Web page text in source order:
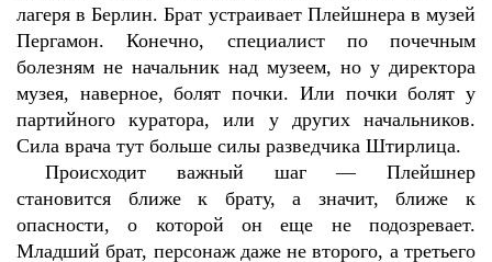
лагеря в Берлин. Брат устраивает Плейшнера в музей
Пергамон. Конечно, специалист по почечным
болезням не начальник над музеем, но у директора
музея, наверное, болят почки. Или почки болят у
партийного куратора, или у других начальников.
Сила врача тут больше силы разведчика Штирлица.
Происходит важный шаг — Плейшнер
становится ближе к брату, а значит, ближе к
опасности, о которой он еще не подозревает.
Младший брат, персонаж даже не второго, а третьего